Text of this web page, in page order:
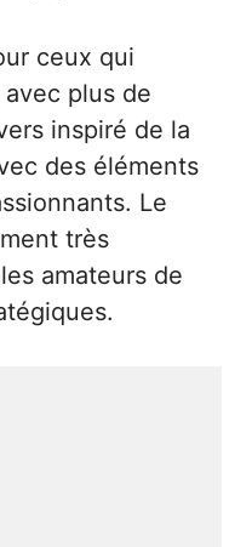
ceux qui
plus de
inspiré de la
des éléments
Le
très
amateurs de